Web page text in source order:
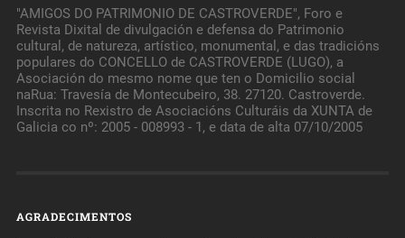
"AMIGOS DO PATRIMONIO DE CASTROVERDE", Foro e
Revista Dixital de divulgación e defensa do Patrimonio
cultural, de natureza, artístico, monumental, e das tradicións
populares do CONCELLO de CASTROVERDE (LUGO), a
Asociación do mesmo nome que ten o Domicilio social
naRua: Travesía de Montecubeiro, 38. 27120. Castroverde.
Inscrita no Rexistro de Asociacións Culturáis da XUNTA de
Galicia co nº: 2005 - 008993 - 1, e data de alta 07/10/2005
AGRADECIMENTOS